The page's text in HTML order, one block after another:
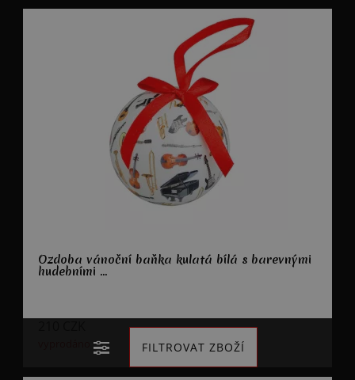
Ozdoba vánoční baňka kulatá bílá s barevnými
hudebními ...